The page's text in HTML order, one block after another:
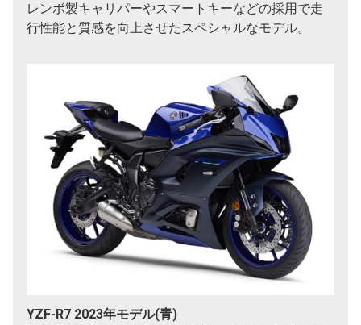
レンボ製キャリパーやスマートキーなどの採用で走
行性能と質感を向上させたスペシャルなモデル。
YZF-R7 2023年モデル(青)